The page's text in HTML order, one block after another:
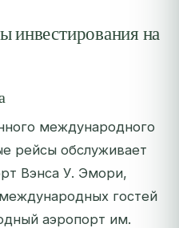
инвестирования на
международного
рейсы обслуживает
Вэнса У. Эмори,
гостей
аэропорт им.